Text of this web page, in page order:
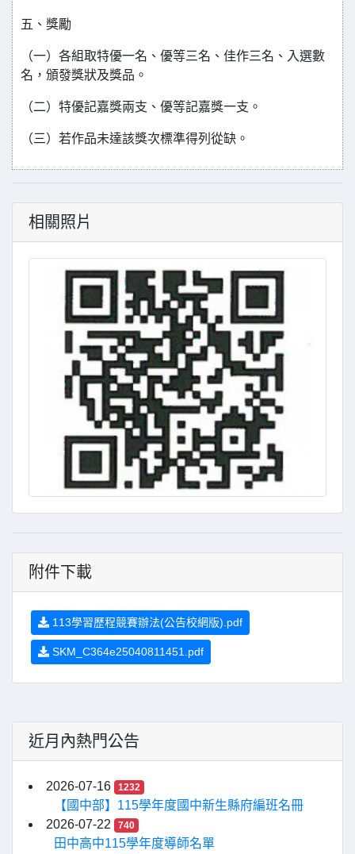
五、獎勵
（一）各組取特優一名、優等三名、佳作三名、入選數
名，頒發獎狀及獎品。
（二）特優記嘉獎兩支、優等記嘉獎一支。
（三）若作品未達該獎次標準得列從缺。
相關照片
附件下載
113學習歷程競賽辦法(公告校網版).pdf
SKM_C364e25040811451.pdf
近月內熱門公告
2026-07-16 1232
【國中部】115學年度國中新生縣府編班名冊
2026-07-22
740
田中高中115學年度導師名單